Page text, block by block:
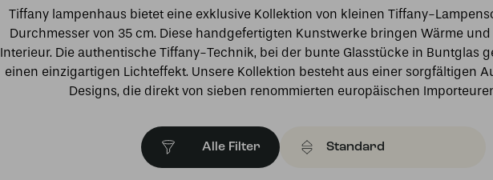
Tiffany lampenhaus bietet eine exklusive Kollektion von kleinen Tiffany-
Durchmesser von 35 cm. Diese handgefertigten Kunstwerke bringen Wärme
Interieur. Die authentische Tiffany-Technik, bei der bunte Glasstücke in Buntglas
einen einzigartigen Lichteffekt. Unsere Kollektion besteht aus einer sorgfältigen
Designs, die direkt von sieben renommierten europäischen
Alle Filter